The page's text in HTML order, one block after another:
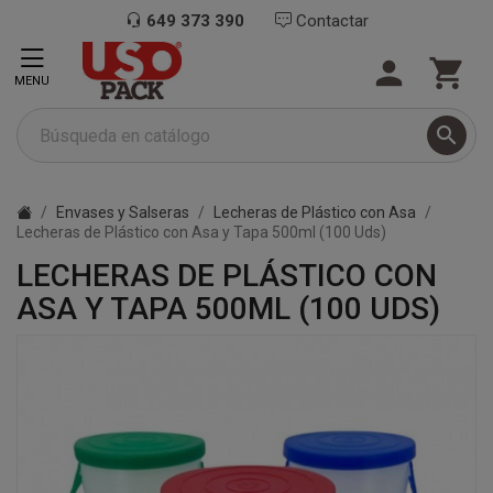
649 373 390 Contactar

 
MENU
Envases y Salseras
Lecheras de Plástico con Asa
Lecheras de Plástico con Asa y Tapa 500ml (100 Uds)
LECHERAS DE PLÁSTICO CON
ASA Y TAPA 500ML (100 UDS)